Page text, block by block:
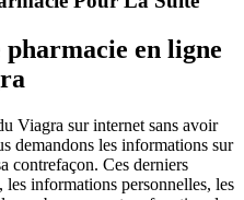
en ligne
Viagra sur internet sans avoir
demandons les informations sur
contrefaçon. Ces derniers
informations personnelles, les